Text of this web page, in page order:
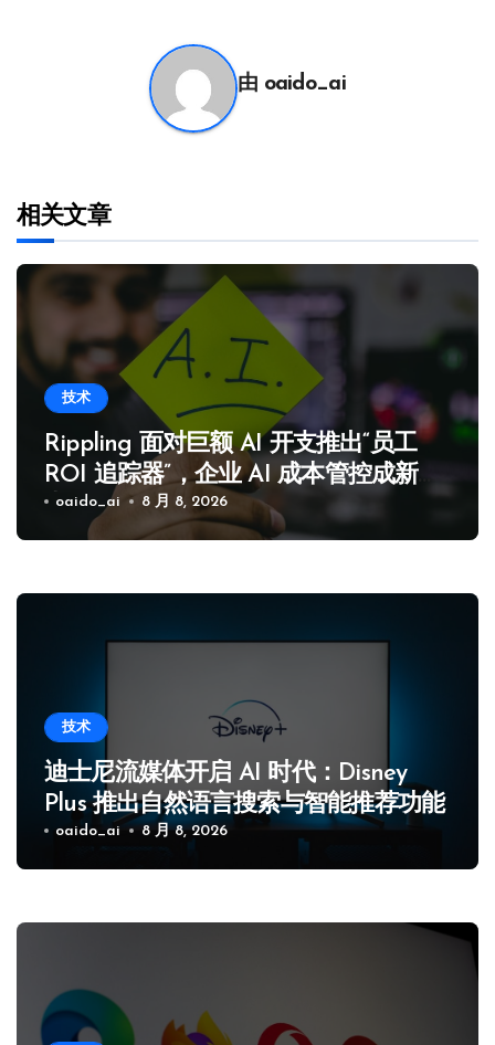
由 oaido_ai
相关文章
技术
Rippling 面对巨额 AI 开支推出“员工
ROI 追踪器”，企业 AI 成本管控成新焦
点oaido_ai 8 月 8, 2026
技术
迪士尼流媒体开启 AI 时代：Disney
Plus 推出自然语言搜索与智能推荐功能
oaido_ai 8 月 8, 2026